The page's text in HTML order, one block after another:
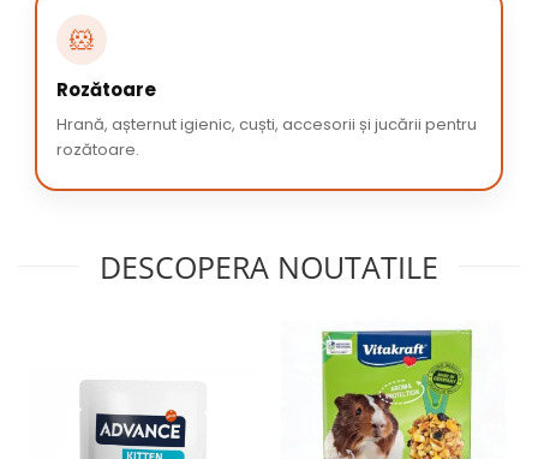
🐹
Rozătoare
Hrană, așternut igienic, cuști, accesorii și jucării pentru
rozătoare.
DESCOPERA NOUTATILE